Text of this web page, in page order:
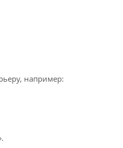
например: